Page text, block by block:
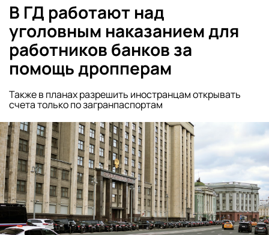
В ГД работают над
уголовным наказанием для
работников банков за
помощь дропперам
Также в планах разрешить иностранцам открывать
счета только по загранпаспортам